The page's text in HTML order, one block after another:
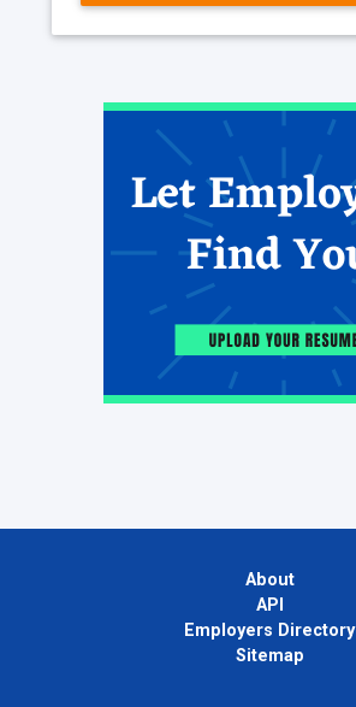
About
API
Employers Directory
Sitemap